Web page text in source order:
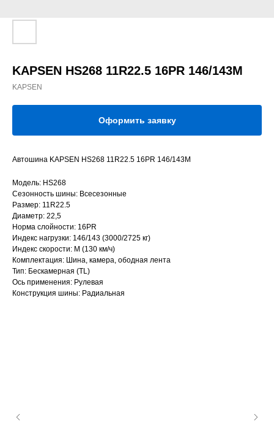
KAPSEN HS268 11R22.5 16PR 146/143M
KAPSEN
Оформить заявку
Автошина KAPSEN HS268 11R22.5 16PR 146/143M
Модель: HS268
Сезонность шины: Всесезонные
Размер: 11R22.5
Диаметр: 22,5
Норма слойности: 16PR
Индекс нагрузки: 146/143 (3000/2725 кг)
Индекс скорости: M (130 км/ч)
Комплектация: Шина, камера, ободная лента
Тип: Бескамерная (TL)
Ось применения: Рулевая
Конструкция шины: Радиальная